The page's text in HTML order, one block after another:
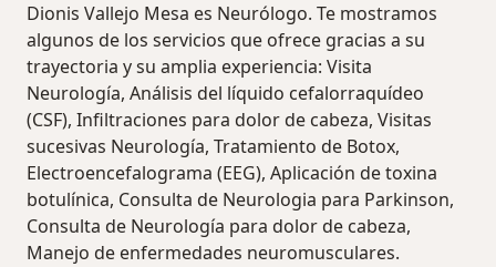
Dionis Vallejo Mesa es Neurólogo. Te mostramos
algunos de los servicios que ofrece gracias a su
trayectoria y su amplia experiencia: Visita
Neurología, Análisis del líquido cefalorraquídeo
(CSF), Infiltraciones para dolor de cabeza, Visitas
sucesivas Neurología, Tratamiento de Botox,
Electroencefalograma (EEG), Aplicación de toxina
botulínica, Consulta de Neurologia para Parkinson,
Consulta de Neurología para dolor de cabeza,
Manejo de enfermedades neuromusculares.